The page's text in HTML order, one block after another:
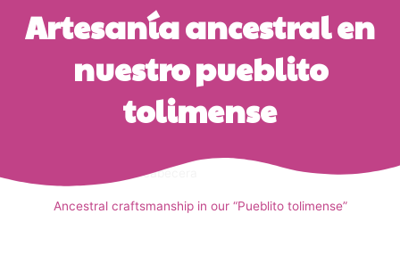
Artesanía ancestral en
nuestro pueblito
tolimense
Añade aquí tu texto de cabecera
Ancestral craftsmanship in our “Pueblito tolimense”